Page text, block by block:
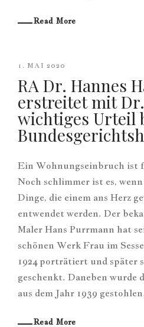
Read More
1. MAI 2020
RA Dr. Hannes
erstreitet mit
wichtiges Urteil
Ein Wohnungseinbruch ist
Noch schlimmer ist es,
Dinge, die einem ans Herz
entwendet werden. Der
Maler Hans Purrmann hat
schönen Werk Frau im
1924 porträtiert und später
geschenkt. Daneben wurde
aus dem Jahr 1939
Read More